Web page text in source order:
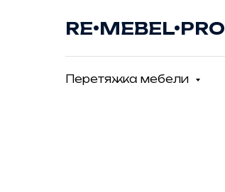
RE•MEBEL•PRO
Перетяжка мебели